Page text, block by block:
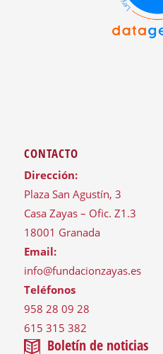
CONTACTO
Dirección:
Plaza San Agustín, 3
Casa Zayas – Ofic. Z1.3
18001 Granada
Email:
info@fundacionzayas.es
Teléfonos
958 28 09 28
615 315 382
Boletín de noticias